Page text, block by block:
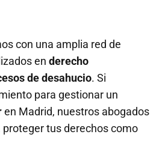
con una amplia red de
en derecho
de desahucio. Si
para gestionar un
en Madrid, nuestros abogados
tus derechos como